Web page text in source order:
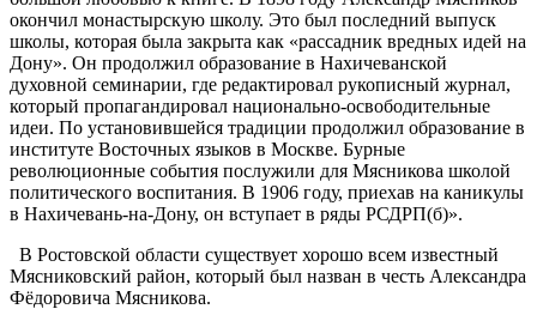
окончил монастырскую школу. Это был последний выпуск
школы, которая была закрыта как «рассадник вредных идей на
Дону». Он продолжил образование в Нахичеванской
духовной семинарии, где редактировал рукописный журнал,
который пропагандировал национально-освободительные
идеи. По установившейся традиции продолжил образование в
институте Восточных языков в Москве. Бурные
революционные события послужили для Мясникова школой
политического воспитания. В 1906 году, приехав на каникулы
в Нахичевань-на-Дону, он вступает в ряды РСДРП(б)».
В Ростовской области существует хорошо всем известный
Мясниковский район, который был назван в честь Александра
Фёдоровича Мясникова.